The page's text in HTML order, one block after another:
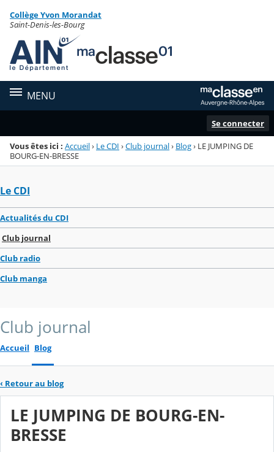
Menu de la rubrique
Contenu
Collège Yvon Morandat
Saint-Denis-les-Bourg
MENU
Se connecter
Vous êtes ici : Accueil› Le CDI ›Club journal› Blog› LE JUMPING DE
BOURG-EN-BRESSE
Le CDI
Actualités du CDI
Club journal
Club radio
Club manga
Club journal
Accueil Blog
‹ Retour au blog
LE JUMPING DE BOURG-EN-
BRESSE